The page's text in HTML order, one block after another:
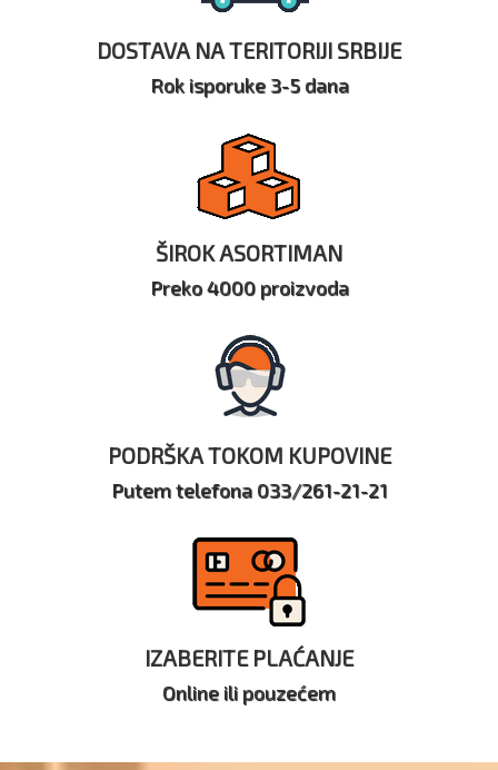
DOSTAVA NA TERITORIJI SRBIJE
Rok isporuke 3-5 dana
ŠIROK ASORTIMAN
Preko 4000 proizvoda
PODRŠKA TOKOM KUPOVINE
Putem telefona 033/261-21-21
IZABERITE PLAĆANJE
Online ili pouzećem